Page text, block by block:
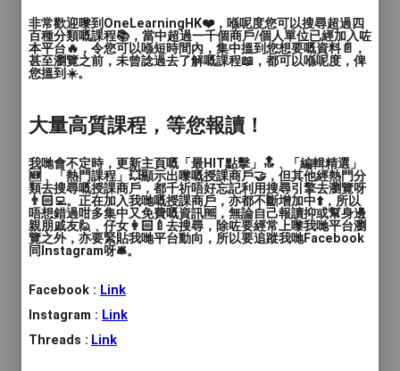
所有問題我哋通通幫你解決！
Acceso di Passione會為每位客人度身訂造
課程
了解清楚每位客人需要再給予建議
沒有要立即報讀課程嘅需要！
仲有租琴房服務！$80 一小時
Acceso di Passione 觀塘教室
設有自助琴房租借服務
可用作練琴、私教、自修、補習等用途
非常歡迎嚟到OneLearningHK❤️，喺呢度您可以搜尋超過四
百種分類嘅課程📚，當中超過一千個商戶/個人單位已經加入咗
本平台🔥，令您可以喺短時間內，集中搵到您想要嘅資料📄，
甚至瀏覽之前，未曾諗過去了解嘅課程📖，都可以喺呢度，俾
您搵到☀️。
大量高質課程，等您報讀！
我哋會不定時，更新主頁嘅「最HIT點擊」🔝﹑「編輯精選」
🆕﹑「熱門課程」💥顯示出嚟嘅授課商戶🤝，但其他經熱門分
類去搜尋嘅授課商戶，都千祈唔好忘記利用搜尋引擎去瀏覽呀
👨🏻‍💻。正在加入我哋嘅授課商戶，亦都不斷增加中⬆️，所以
唔想錯過咁多集中又免費嘅資訊🆓，無論自己報讀抑或幫身邊
親朋戚友🙋﹑仔女👩🏻‍🍼去搜尋，除咗要經常上嚟我哋平台瀏
覽之外，亦要緊貼我哋平台動向，所以要追蹤我哋Facebook
同Instagram呀🛎️。
Facebook : Link
Instagram : Link
Threads : Link